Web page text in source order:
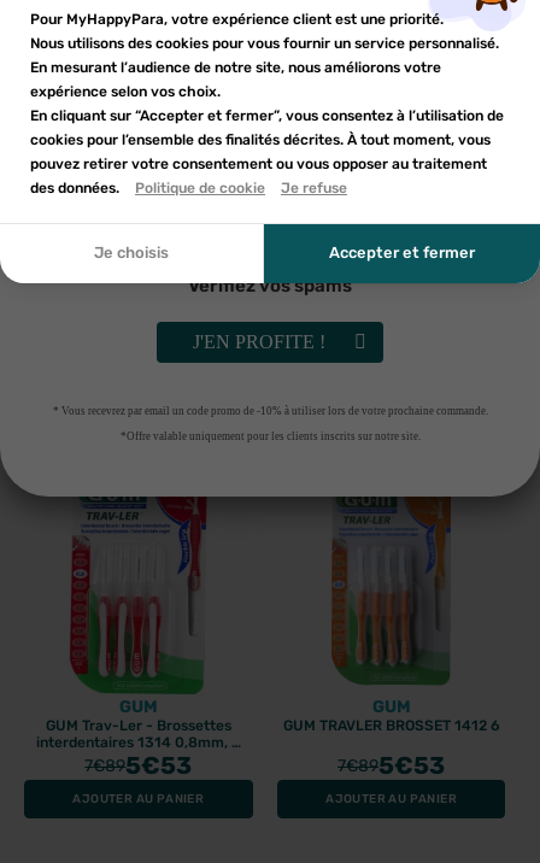
AJOUTER AU PANIER RUPTURE DE STOCK
GUM
Gum Brossettes Interdentaires
AJOUTER AU PANIER
-30%
GUM
GUM TRAVLER BROSSET 1612 6
AJOUTER AU PANIER
GUM
GUM Trav-Ler - Brossettes
interdentaires 1314 0,8mm, 4
unités
7€895€53
AJOUTER AU PANIER
GUM
GUM TRAVLER BROSSET 1412 6
7€895€53
AJOUTER AU PANIER
Ajouter à ma liste d'envies ×
add_circle_outline
Créer une nouvelle liste
Nom de la liste d'envies
Annuler
Créer une liste d'envies
Vous devez être connecté pour ajouter des produits à votre
liste d'envies.
Annuler
Connexion
Pour MyHappyPara, votre expérience client est une priorité.
Nous utilisons des cookies pour vous fournir un service personnalisé.
En mesurant l’audience de notre site, nous améliorons votre
expérience selon vos choix.
En cliquant sur “Accepter et fermer”, vous consentez à l’utilisation de
cookies pour l’ensemble des finalités décrites. À tout moment, vous
pouvez retirer votre consentement ou vous opposer au traitement
des données.
Politique de cookie Je refuse
Je choisis Accepter et fermer
Inscrivez-vous à notre newsletter et profitez
d'une réduction sur votre première commande*
En soumettant ce formulaire, j'accepte que les
informations saisies soient utilisées dans le cadre de
découler. Vous référer à la politique de confidentialité.
Vérifiez vos spams
J'EN PROFITE !
* Vous recevrez par email un code promo de -10% à utiliser lors de votre prochaine commande.
*Offre valable uniquement pour les clients inscrits sur notre site.